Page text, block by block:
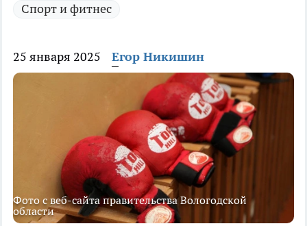
Спорт и фитнес
25 января 2025 Егор Никишин
Фото с веб-сайта правительства Вологодской
области